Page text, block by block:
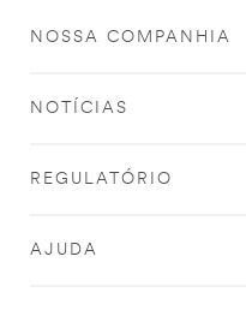
NOSSA COMPANHIA
NOTÍCIAS
REGULATÓRIO
AJUDA